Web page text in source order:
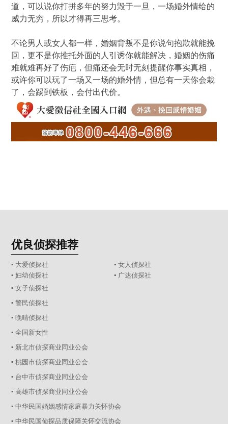
道，可以说你打拼多年的努力毁于一旦，一场婚外情给的
威力无穷，所以才得再三思考。
不论男人或女人都一样，婚姻背叛不是你说句抱歉就能挽
回，更不是你推托外面的人引诱你就能解决，婚姻的伤痛
难就难再好了伤疤，但痛还会无时无刻提醒你事实真相，
或许你可以玩了一场又一场的婚外情，但总有一天你会栽
了，会踢到铁板，会付出代价。
优良侦探推荐
▪ 大爱侦探社
▪ 女人侦探社
▪ 妇幼侦探社
▪ 广达侦探社
▪ 女子侦探社
▪ 警民侦探社
▪ 晚晴侦探社
▪ 全国新女性
▪ 新北市侦探商业同业公会
▪ 桃园市侦探商业同业公会
▪ 台中市侦探商业同业公会
▪ 高雄市侦探商业同业公会
▪ 中华民国婚姻感情家庭暴力关怀协会
▪ 中华民国侦探品质保障关怀交流协会